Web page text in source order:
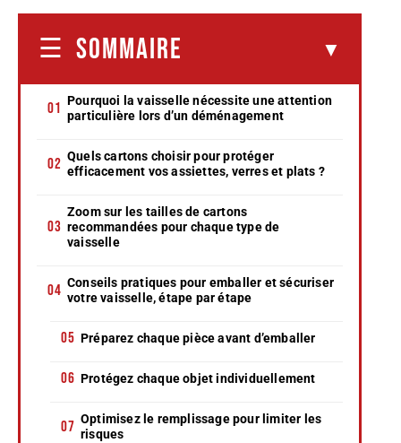
SOMMAIRE
Pourquoi la vaisselle nécessite une attention
particulière lors d’un déménagement
Quels cartons choisir pour protéger
efficacement vos assiettes, verres et plats ?
Zoom sur les tailles de cartons
recommandées pour chaque type de
vaisselle
Conseils pratiques pour emballer et sécuriser
votre vaisselle, étape par étape
Préparez chaque pièce avant d’emballer
Protégez chaque objet individuellement
Optimisez le remplissage pour limiter les
risques